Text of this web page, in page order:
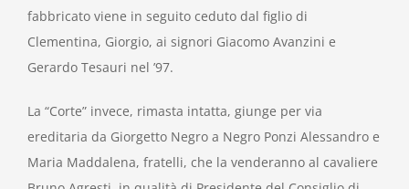
fabbricato viene in seguito ceduto dal figlio di
Clementina, Giorgio, ai signori Giacomo Avanzini e
Gerardo Tesauri nel ’97.
La “Corte” invece, rimasta intatta, giunge per via
ereditaria da Giorgetto Negro a Negro Ponzi Alessandro e
Maria Maddalena, fratelli, che la venderanno al cavaliere